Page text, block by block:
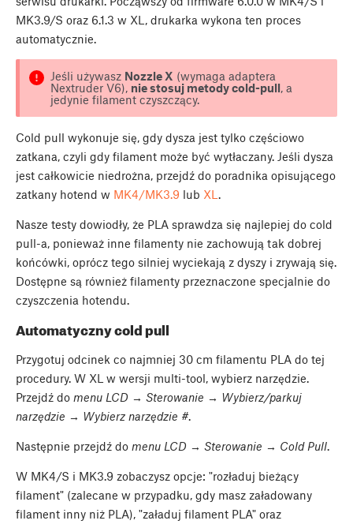
MK3.9/S oraz 6.1.3 w XL, drukarka wykona ten proces
automatycznie.
Jeśli używasz Nozzle X (wymaga adaptera
Nextruder V6), nie stosuj metody cold-pull, a
jedynie filament czyszczący.
Cold pull wykonuje się, gdy dysza jest tylko częściowo
zatkana, czyli gdy filament może być wytłaczany. Jeśli dysza
jest całkowicie niedrożna, przejdź do poradnika opisującego
zatkany hotend w MK4/MK3.9 lub XL .
Nasze testy dowiodły, że PLA sprawdza się najlepiej do cold
pull-a, ponieważ inne filamenty nie zachowują tak dobrej
końcówki, oprócz tego silniej wyciekają z dyszy i zrywają się.
Dostępne są również filamenty przeznaczone specjalnie do
czyszczenia hotendu.
Automatyczny cold pull
Przygotuj odcinek co najmniej 30 cm filamentu PLA do tej
procedury. W XL w wersji multi-tool, wybierz narzędzie.
Przejdź do menu LCD → Sterowanie → Wybierz/parkuj
narzędzie → Wybierz narzędzie #.
Następnie przejdź do menu LCD → Sterowanie → Cold Pull.
W MK4/S i MK3.9 zobaczysz opcje: "rozładuj bieżący
filament" (zalecane w przypadku, gdy masz załadowany
filament inny niż PLA), "załaduj filament PLA" oraz